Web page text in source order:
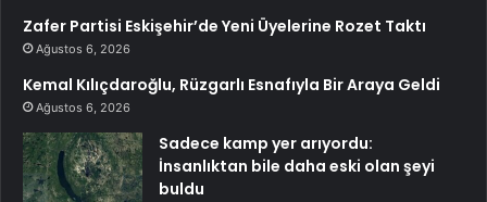
Zafer Partisi Eskişehir’de Yeni Üyelerine Rozet Taktı
Ağustos 6, 2026
Kemal Kılıçdaroğlu, Rüzgarlı Esnafıyla Bir Araya Geldi
Ağustos 6, 2026
Sadece kamp yer arıyordu:
İnsanlıktan bile daha eski olan şeyi
buldu